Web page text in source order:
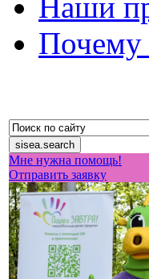
Мне нужна помощь!
Отправить заявку